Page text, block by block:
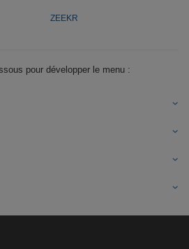
ZEEKR
pour développer le menu :